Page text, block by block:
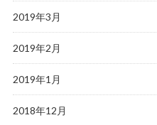
2019年3月
2019年2月
2019年1月
2018年12月